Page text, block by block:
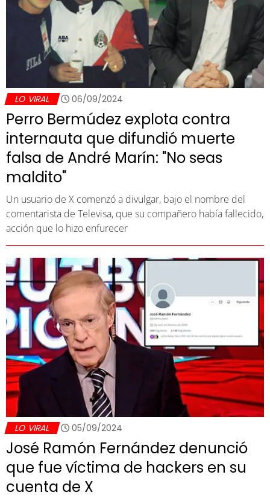
LO VIRAL 06/09/2024
Perro Bermúdez explota contra
internauta que difundió muerte
falsa de André Marín: "No seas
maldito"
Un usuario de X comenzó a divulgar, bajo el nombre del
comentarista de Televisa, que su compañero había fallecido,
acción que lo hizo enfurecer
LO VIRAL 05/09/2024
José Ramón Fernández denunció
que fue víctima de hackers en su
cuenta de X